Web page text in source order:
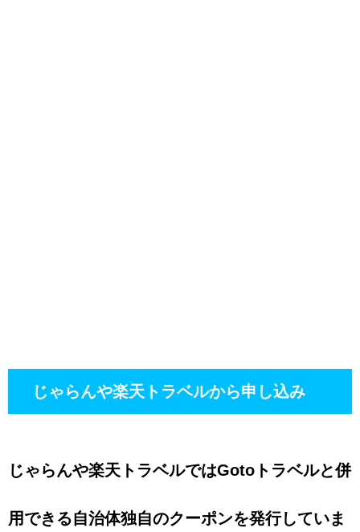
じゃらんや楽天トラベルから申し込み
じゃらんや楽天トラベルではGotoトラベルと併
用できる自治体独自のクーポンを発行していま